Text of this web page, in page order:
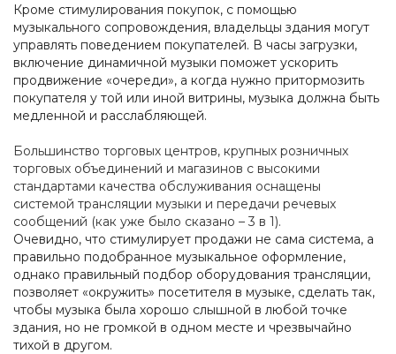
Кроме стимулирования покупок, с помощью
музыкального сопровождения, владельцы здания могут
управлять поведением покупателей. В часы загрузки,
включение динамичной музыки поможет ускорить
продвижение «очереди», а когда нужно притормозить
покупателя у той или иной витрины, музыка должна быть
медленной и расслабляющей.
Большинство торговых центров, крупных розничных
торговых объединений и магазинов с высокими
стандартами качества обслуживания оснащены
системой трансляции музыки и передачи речевых
сообщений (как уже было сказано – 3 в 1).
Очевидно, что стимулирует продажи не сама система, а
правильно подобранное музыкальное оформление,
однако правильный подбор оборудования трансляции,
позволяет «окружить» посетителя в музыке, сделать так,
чтобы музыка была хорошо слышной в любой точке
здания, но не громкой в одном месте и чрезвычайно
тихой в другом.